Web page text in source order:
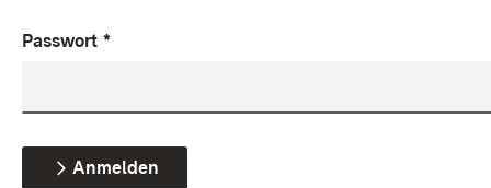
Passwort *
Anmelden